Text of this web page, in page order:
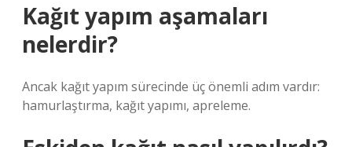
Kağıt yapım aşamaları
nelerdir?
Ancak kağıt yapım sürecinde üç önemli adım vardır:
hamurlaştırma, kağıt yapımı, apreleme.